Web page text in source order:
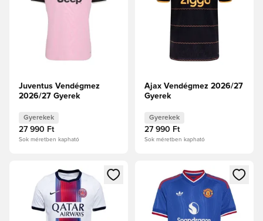
Juventus Vendégmez
2026/27 Gyerek
Gyerekek
27 990 Ft
Sok méretben kapható
Ajax Vendégmez 2026/27
Gyerek
Gyerekek
27 990 Ft
Sok méretben kapható
Megnyit egy modált a bejelentkezéshez vagy a tagként
Megnyit egy modált a